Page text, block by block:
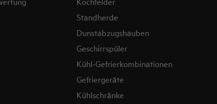
Standherde
Dunstabzugshauben
Geschirrspüler
Kühl-Gefrierkombinationen
Gefriergeräte
Kühlschränke